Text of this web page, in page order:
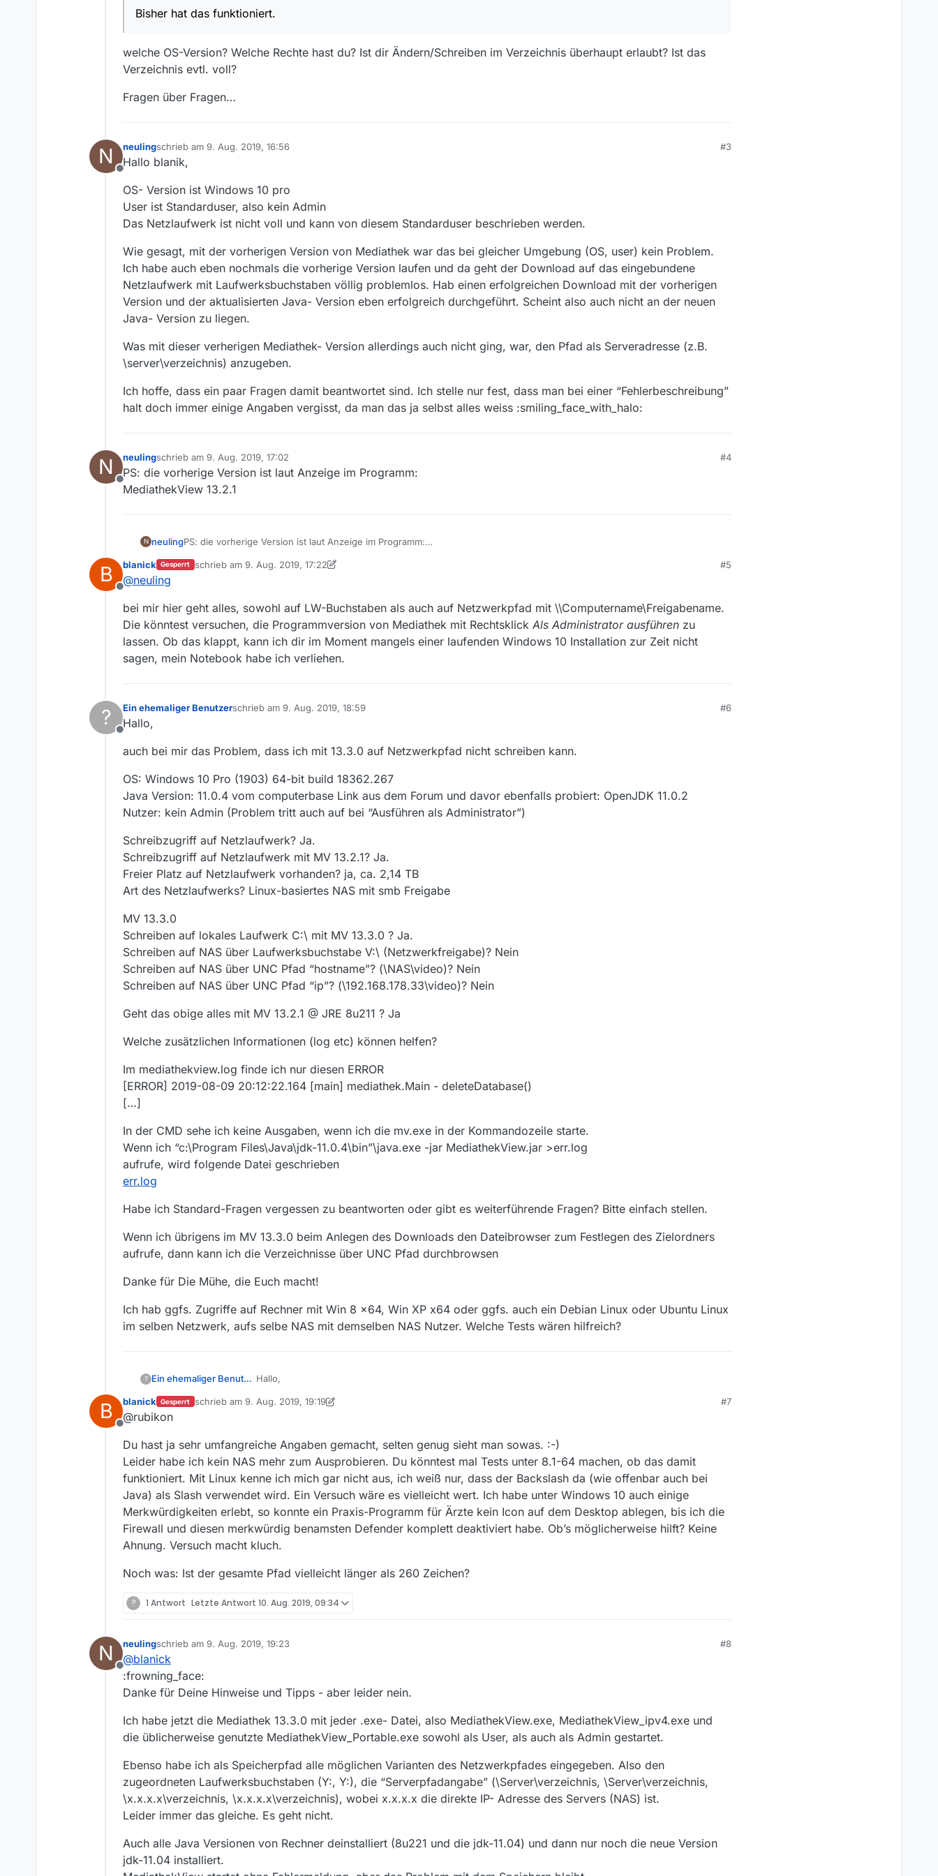
Bisher hat das funktioniert.
welche OS-Version? Welche Rechte hast du? Ist dir Ändern/Schreiben im Verzeichnis überhaupt erlaubt? Ist das
Verzeichnis evtl. voll?
Fragen über Fragen…
N
Offline
neulingschrieb am 9. Aug. 2019, 16:56
zuletzt editiert von
#3
Hallo blanik,
OS- Version ist Windows 10 pro
User ist Standarduser, also kein Admin
Das Netzlaufwerk ist nicht voll und kann von diesem Standarduser beschrieben werden.
Wie gesagt, mit der vorherigen Version von Mediathek war das bei gleicher Umgebung (OS, user) kein Problem.
Ich habe auch eben nochmals die vorherige Version laufen und da geht der Download auf das eingebundene
Netzlaufwerk mit Laufwerksbuchstaben völlig problemlos. Hab einen erfolgreichen Download mit der vorherigen
Version und der aktualisierten Java- Version eben erfolgreich durchgeführt. Scheint also auch nicht an der neuen
Java- Version zu liegen.
Was mit dieser verherigen Mediathek- Version allerdings auch nicht ging, war, den Pfad als Serveradresse (z.B.
\server\verzeichnis) anzugeben.
Ich hoffe, dass ein paar Fragen damit beantwortet sind. Ich stelle nur fest, dass man bei einer “Fehlerbeschreibung”
halt doch immer einige Angaben vergisst, da man das ja selbst alles weiss :smiling_face_with_halo:
N
Offline
neulingschrieb am 9. Aug. 2019, 17:02
zuletzt editiert von
#4
PS: die vorherige Version ist laut Anzeige im Programm:
MediathekView 13.2.1
N neulingPS: die vorherige Version ist laut Anzeige im Programm:
B
Offline
blanick Gesperrt schrieb am 9. Aug. 2019, 17:22
zuletzt editiert von blanick8. Sept. 2019, 21:08
#5
@neuling
bei mir hier geht alles, sowohl auf LW-Buchstaben als auch auf Netzwerkpfad mit \\Computername\Freigabename.
Die könntest versuchen, die Programmversion von Mediathek mit Rechtsklick Als Administrator ausführen zu
lassen. Ob das klappt, kann ich dir im Moment mangels einer laufenden Windows 10 Installation zur Zeit nicht
sagen, mein Notebook habe ich verliehen.
?
Offline
Ein ehemaliger Benutzerschrieb am 9. Aug. 2019, 18:59
zuletzt editiert von
#6
Hallo,
auch bei mir das Problem, dass ich mit 13.3.0 auf Netzwerkpfad nicht schreiben kann.
OS: Windows 10 Pro (1903) 64-bit build 18362.267
Java Version: 11.0.4 vom computerbase Link aus dem Forum und davor ebenfalls probiert: OpenJDK 11.0.2
Nutzer: kein Admin (Problem tritt auch auf bei “Ausführen als Administrator”)
Schreibzugriff auf Netzlaufwerk? Ja.
Schreibzugriff auf Netzlaufwerk mit MV 13.2.1? Ja.
Freier Platz auf Netzlaufwerk vorhanden? ja, ca. 2,14 TB
Art des Netzlaufwerks? Linux-basiertes NAS mit smb Freigabe
MV 13.3.0
Schreiben auf lokales Laufwerk C:\ mit MV 13.3.0 ? Ja.
Schreiben auf NAS über Laufwerksbuchstabe V:\ (Netzwerkfreigabe)? Nein
Schreiben auf NAS über UNC Pfad “hostname”? (\NAS\video)? Nein
Schreiben auf NAS über UNC Pfad “ip”? (\192.168.178.33\video)? Nein
Geht das obige alles mit MV 13.2.1 @ JRE 8u211 ? Ja
Welche zusätzlichen Informationen (log etc) können helfen?
Im mediathekview.log finde ich nur diesen ERROR
[ERROR] 2019-08-09 20:12:22.164 [main] mediathek.Main - deleteDatabase()
[…]
In der CMD sehe ich keine Ausgaben, wenn ich die mv.exe in der Kommandozeile starte.
Wenn ich “c:\Program Files\Java\jdk-11.0.4\bin”\java.exe -jar MediathekView.jar >err.log
aufrufe, wird folgende Datei geschrieben
err.log
Habe ich Standard-Fragen vergessen zu beantworten oder gibt es weiterführende Fragen? Bitte einfach stellen.
Wenn ich übrigens im MV 13.3.0 beim Anlegen des Downloads den Dateibrowser zum Festlegen des Zielordners
aufrufe, dann kann ich die Verzeichnisse über UNC Pfad durchbrowsen
Danke für Die Mühe, die Euch macht!
Ich hab ggfs. Zugriffe auf Rechner mit Win 8 x64, Win XP x64 oder ggfs. auch ein Debian Linux oder Ubuntu Linux
im selben Netzwerk, aufs selbe NAS mit demselben NAS Nutzer. Welche Tests wären hilfreich?
? Ein ehemaliger Benutzer Hallo,
auch bei mir das Problem, dass ich mit 13.3.0 auf Netzwerkpfad nicht schreiben kann.
Java Version: 11.0.4 vom computerbase Link aus dem Forum und davor ebenfalls probiert: OpenJDK 11.0.2
Nutzer: kein Admin (Problem tritt auch auf bei “Ausführen als Administrator”)
Schreibzugriff auf Netzlaufwerk? Ja.
Schreibzugriff auf Netzlaufwerk mit MV 13.2.1? Ja.
Freier Platz auf Netzlaufwerk vorhanden? ja, ca. 2,14 TB
Art des Netzlaufwerks? Linux-basiertes NAS mit smb Freigabe
MV 13.3.0
Schreiben auf lokales Laufwerk C:\ mit MV 13.3.0 ? Ja.
Schreiben auf NAS über Laufwerksbuchstabe V:\ (Netzwerkfreigabe)? Nein
Schreiben auf NAS über UNC Pfad “hostname”? (\NAS\video)? Nein
Schreiben auf NAS über UNC Pfad “ip”? (\192.168.178.33\video)? Nein
Geht das obige alles mit MV 13.2.1 @ JRE 8u211 ? Ja
Welche zusätzlichen Informationen (log etc) können helfen?
Im mediathekview.log finde ich nur diesen ERROR
[ERROR] 2019-08-09 20:12:22.164 [main] mediathek.Main - deleteDatabase()
Wenn ich “c:\Program Files\Java\jdk-11.0.4\bin”\java.exe -jar MediathekView.jar >err.log
Wenn ich übrigens im MV 13.3.0 beim Anlegen des Downloads den Dateibrowser zum Festlegen des
Ich hab ggfs. Zugriffe auf Rechner mit Win 8 x64, Win XP x64 oder ggfs. auch ein Debian Linux oder
Ubuntu Linux im selben Netzwerk, aufs selbe NAS mit demselben NAS Nutzer. Welche Tests wären
hilfreich?
B
Offline
blanick Gesperrt schrieb am 9. Aug. 2019, 19:19
zuletzt editiert von blanick8. Sept. 2019, 21:20
#7
@rubikon
Du hast ja sehr umfangreiche Angaben gemacht, selten genug sieht man sowas. :-)
Leider habe ich kein NAS mehr zum Ausprobieren. Du könntest mal Tests unter 8.1-64 machen, ob das damit
funktioniert. Mit Linux kenne ich mich gar nicht aus, ich weiß nur, dass der Backslash da (wie offenbar auch bei
Java) als Slash verwendet wird. Ein Versuch wäre es vielleicht wert. Ich habe unter Windows 10 auch einige
Merkwürdigkeiten erlebt, so konnte ein Praxis-Programm für Ärzte kein Icon auf dem Desktop ablegen, bis ich die
Firewall und diesen merkwürdig benamsten Defender komplett deaktiviert habe. Ob’s möglicherweise hilft? Keine
Ahnung. Versuch macht kluch.
Noch was: Ist der gesamte Pfad vielleicht länger als 260 Zeichen?
? 1 Antwort Letzte Antwort 10. Aug. 2019, 09:34
N
Offline
neulingschrieb am 9. Aug. 2019, 19:23
zuletzt editiert von
#8
@blanick
:frowning_face:
Danke für Deine Hinweise und Tipps - aber leider nein.
Ich habe jetzt die Mediathek 13.3.0 mit jeder .exe- Datei, also MediathekView.exe, MediathekView_ipv4.exe und
die üblicherweise genutzte MediathekView_Portable.exe sowohl als User, als auch als Admin gestartet.
Ebenso habe ich als Speicherpfad alle möglichen Varianten des Netzwerkpfades eingegeben. Also den
zugeordneten Laufwerksbuchstaben (Y:, Y:), die “Serverpfadangabe” (\Server\verzeichnis, \Server\verzeichnis,
\x.x.x.x\verzeichnis, \x.x.x.x\verzeichnis), wobei x.x.x.x die direkte IP- Adresse des Servers (NAS) ist.
Leider immer das gleiche. Es geht nicht.
Auch alle Java Versionen von Rechner deinstalliert (8u221 und die jdk-11.04) und dann nur noch die neue Version
jdk-11.04 installiert.